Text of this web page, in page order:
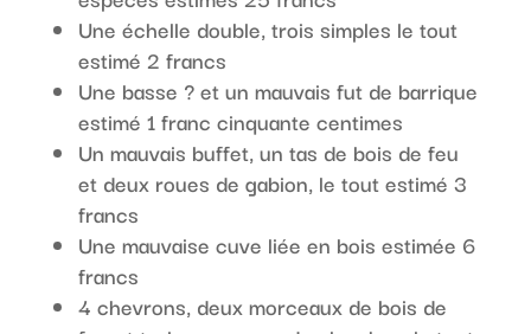
Une échelle double, trois simples le tout
estimé 2 francs
Une basse ? et un mauvais fut de barrique
estimé 1 franc cinquante centimes
Un mauvais buffet, un tas de bois de feu
et deux roues de gabion, le tout estimé 3
francs
Une mauvaise cuve liée en bois estimée 6
francs
4 chevrons, deux morceaux de bois de